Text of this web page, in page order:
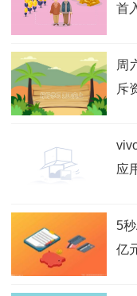
首
周
斥
应
5
亿